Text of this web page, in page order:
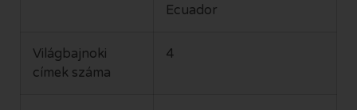
Ecuador
Világbajnoki
címek száma
4